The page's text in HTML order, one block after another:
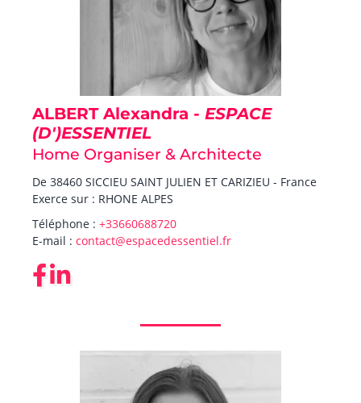
ALBERT Alexandra - ESPACE
(D')ESSENTIEL
Home Organiser & Architecte
De 38460 SICCIEU SAINT JULIEN ET CARIZIEU - France
Exerce sur : RHONE ALPES
Téléphone : +33660688720
E-mail : contact@espacedessentiel.fr